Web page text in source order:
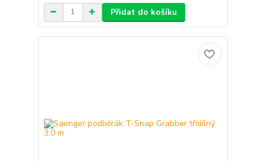
Přidat do košíku